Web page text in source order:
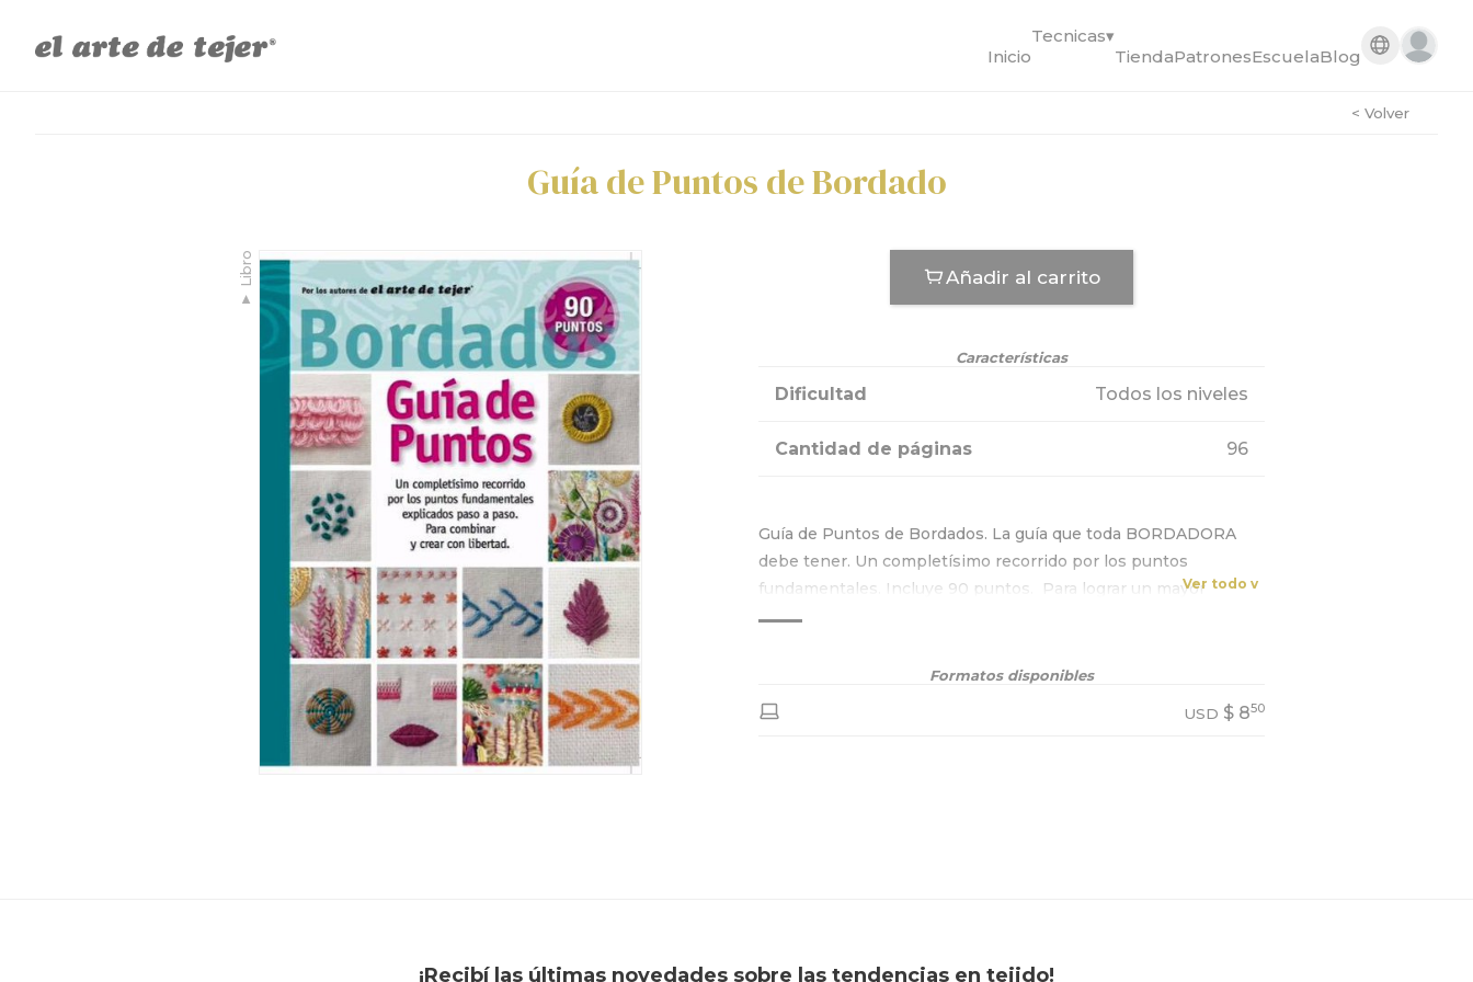
Inicio
Tecnicas▾
TiendaPatronesEscuelaBlog
< Volver
Guía de Puntos de Bordado
▼
Libro Añadir al carrito
Características
Dificultad Todos los niveles
Cantidad de páginas 96
Guía de Puntos de Bordados. La guía que toda BORDADORA
debe tener. Un completísimo recorrido por los puntos
fundamentales.⁠ Incluye 90 puntos. ⁠ Para lograr un mayor
volumen, contraste y gracia en tus bordados.⁠ ⁠
Ver todo v
Formatos disponibles
USD $ 850
¡Recibí las últimas novedades sobre las tendencias en tejido!